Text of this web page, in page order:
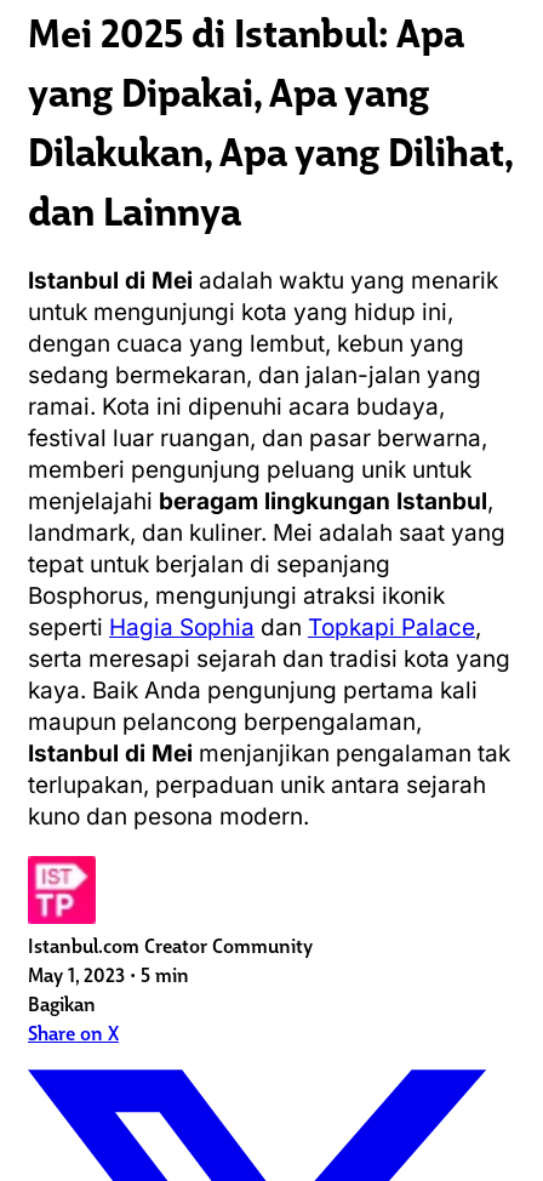
Mei 2025 di Istanbul: Apa
yang Dipakai, Apa yang
Dilakukan, Apa yang Dilihat,
dan Lainnya
Istanbul di Mei adalah waktu yang menarik
untuk mengunjungi kota yang hidup ini,
dengan cuaca yang lembut, kebun yang
sedang bermekaran, dan jalan-jalan yang
ramai. Kota ini dipenuhi acara budaya,
festival luar ruangan, dan pasar berwarna,
memberi pengunjung peluang unik untuk
menjelajahi beragam lingkungan Istanbul,
landmark, dan kuliner. Mei adalah saat yang
tepat untuk berjalan di sepanjang
Bosphorus, mengunjungi atraksi ikonik
seperti Hagia Sophia dan Topkapi Palace,
serta meresapi sejarah dan tradisi kota yang
kaya. Baik Anda pengunjung pertama kali
maupun pelancong berpengalaman,
Istanbul di Mei menjanjikan pengalaman tak
terlupakan, perpaduan unik antara sejarah
kuno dan pesona modern.
Istanbul.com Creator Community
May 1, 2023 • 5 min
Bagikan
Share on X